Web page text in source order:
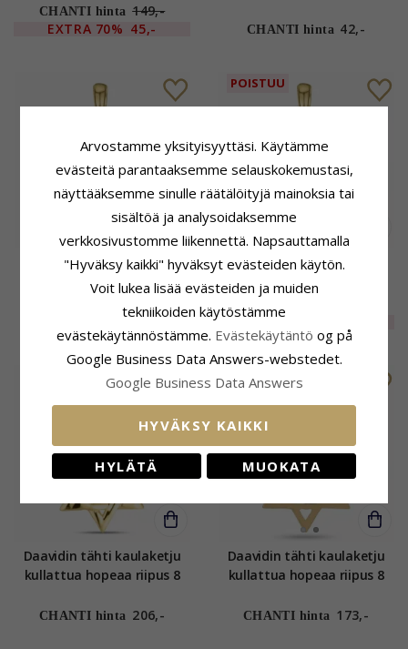
Collection
CHANTI hinta 149,-
EXTRA 70% 45,- CHANTI hinta 42,-
Daavidin tähti
timanttiriipus 14 karaatti
872,-
POISTUU
Daavidin tähti riipus 9
karaatti kulta ja
valkokultaa 0,19 ct
EXTRA
Daavidin tähti kaulaketju
kullattua hopeaa riipus 8
Collection
CHANTI hinta 206,-
Daavidin tähti kaulaketju
kullattua hopeaa riipus 8
Collection
CHANTI hinta 173,-
Arvostamme yksityisyyttäsi. Käytämme
evästeitä parantaaksemme selauskokemustasi,
näyttääksemme sinulle räätälöityjä mainoksia tai
sisältöä ja analysoidaksemme
verkkosivustomme liikennettä. Napsauttamalla
"Hyväksy kaikki" hyväksyt evästeiden käytön.
Voit lukea lisää evästeiden ja muiden
tekniikoiden käytöstämme
evästekäytännöstämme. Evästekäytäntö og på
Google Business Data Answers-webstedet.
Google Business Data Answers
HYVÄKSY KAIKKI
HYLÄTÄ MUOKATA